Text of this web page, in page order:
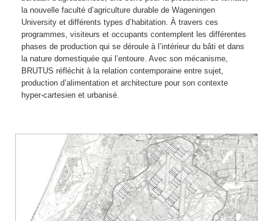
la nouvelle faculté d’agriculture durable de Wageningen
University et différents types d’habitation. À travers ces
programmes, visiteurs et occupants contemplent les différentes
phases de production qui se déroule à l’intérieur du bâti et dans
la nature domestiquée qui l’entoure. Avec son mécanisme,
BRUTUS réfléchit à la relation contemporaine entre sujet,
production d’alimentation et architecture pour son contexte
hyper-cartesien et urbanisé.